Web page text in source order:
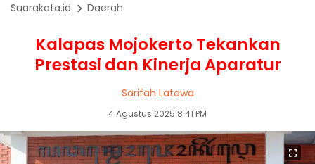
Suarakata.id Daerah
Kalapas Mojokerto Tekankan
Prestasi dan Kinerja Aparatur
Sarifah Latowa
4 Agustus 2025 8:41 PM